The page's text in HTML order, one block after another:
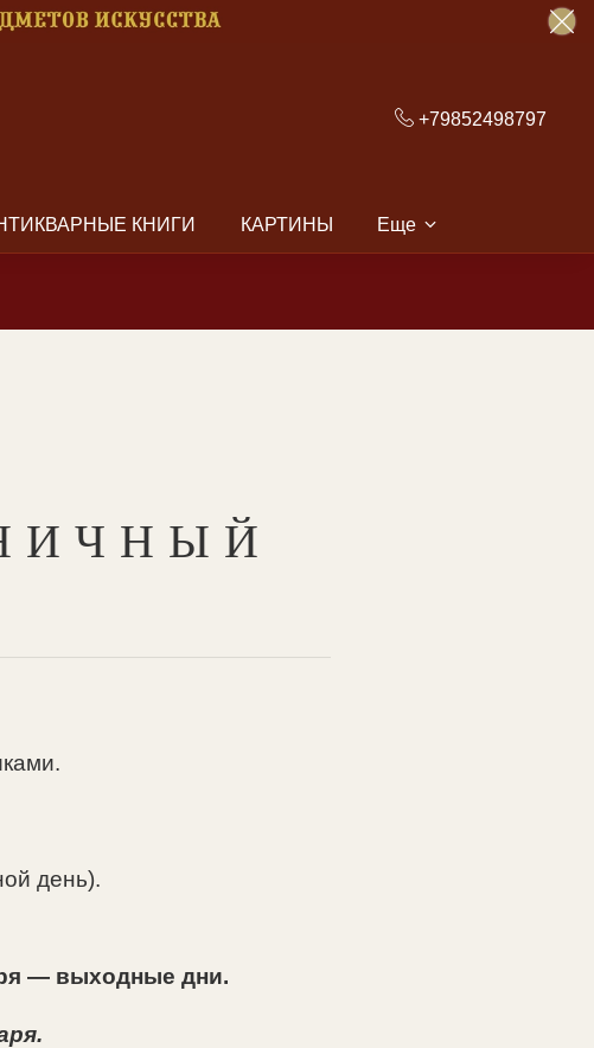
+79852498797
КНИГИ КАРТИНЫ Еще
день).
— выходные дни.